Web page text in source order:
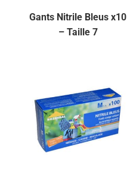
Gants Nitrile Bleus x10
– Taille 7